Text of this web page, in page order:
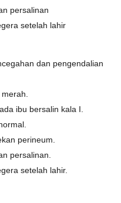
persalinan
setelah lahir
dan pengendalian
ibu bersalin kala I.
perineum.
persalinan.
setelah lahir.